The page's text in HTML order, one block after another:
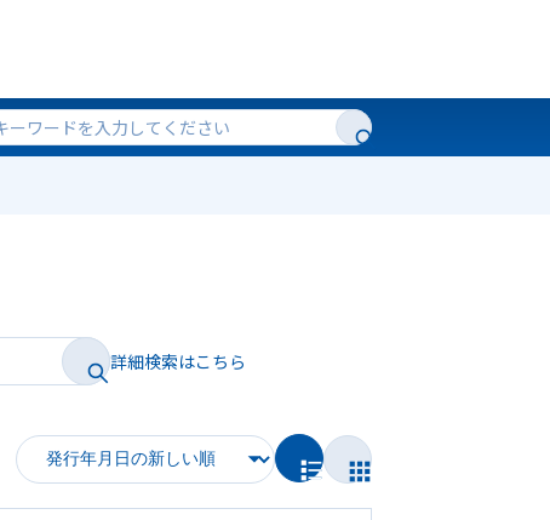
詳細検索はこちら